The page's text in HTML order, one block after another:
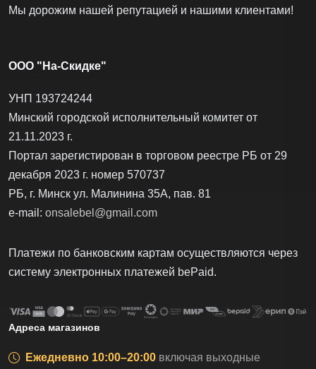
Мы дорожим нашей репутацией и нашими клиентами!
ООО "На-Скидке"
УНП 193724244
Минский городской исполнительный комитет от
21.11.2023 г.
Портал зарегистирован в торговом реестре РБ от 29
декабря 2023 г. номер 570737
РБ, г. Минск ул. Малинина 35А, пав. 81
e-mail: onsalebel@gmail.com
Платежи по банковским картам осуществляются через
систему электронных платежей bеPаid.
Адреса магазинов
Ежедневно 10:00–20:00 включая выходные